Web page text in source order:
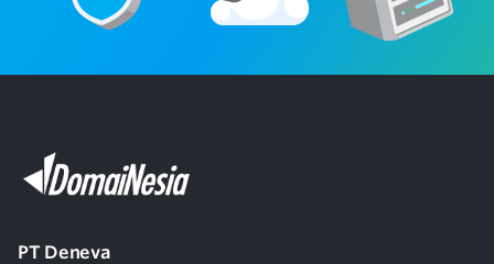
Apakah saya bisa membuat email dengan
Apakah tersedia backup otomatis untuk
PT Deneva